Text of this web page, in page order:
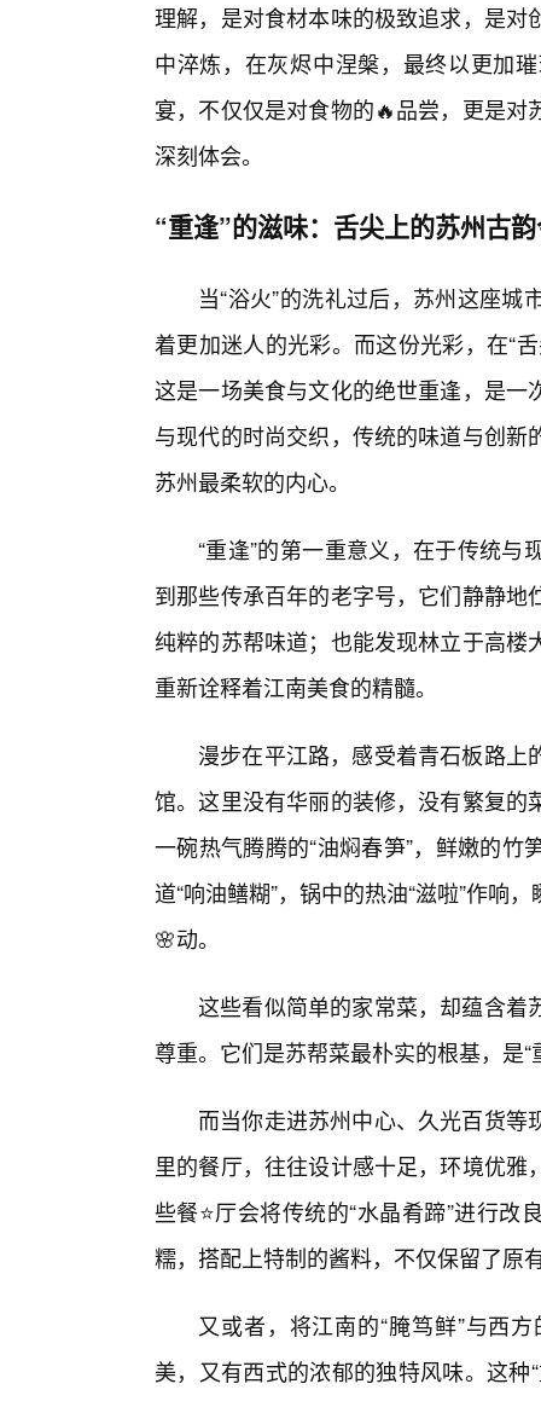
理解，是对食材本味的极致追求，是
中淬炼，在灰烬中涅槃，最终以更加
宴，不仅仅是对食物的🔥品尝，更是
深刻体会。
“重逢”的滋味：舌尖上的苏州古
当“浴火”的洗礼过后，苏州这座
着更加迷人的光彩。而这份光彩，在“
这是一场美食与文化的绝世重逢，是
与现代的时尚交织，传统的味道与创
苏州最柔软的内心。
“重逢”的第一重意义，在于传统
到那些传承百年的老字号，它们静静
纯粹的苏帮味道；也能发现林立于高
重新诠释着江南美食的精髓。
漫步在平江路，感受着青石板路
馆。这里没有华丽的装修，没有繁复
一碗热气腾腾的“油焖春笋”，鲜嫩的
道“响油鳝糊”，锅中的热油“滋啦”作响
🌸动。
这些看似简单的家常菜，却蕴含着
尊重。它们是苏帮菜最朴实的根基，是“
而当你走进苏州中心、久光百货
里的餐厅，往往设计感十足，环境优
些餐⭐厅会将传统的“水晶肴蹄”进行
糯，搭配上特制的酱料，不仅保留了原
又或者，将江南的“腌笃鲜”与西
美，又有西式的浓郁的独特风味。这